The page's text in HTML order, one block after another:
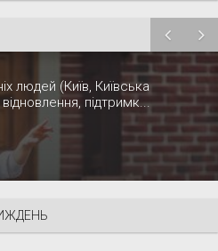
людей (Київ, Київська
підтримк...